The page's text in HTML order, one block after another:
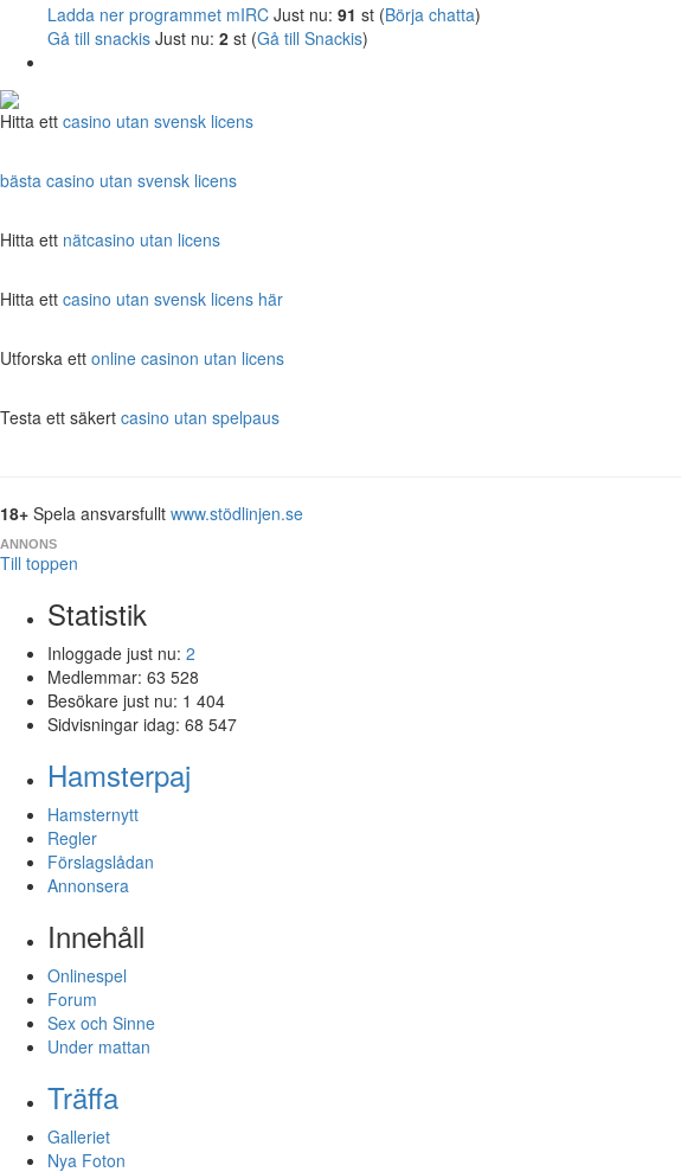
Ladda ner programmet mIRC Just nu: 91 st (Börja chatta)
Gå till snackis Just nu: 2 st (Gå till Snackis)
Hitta ett casino utan svensk licens
bästa casino utan svensk licens
Hitta ett nätcasino utan licens
Hitta ett casino utan svensk licens här
Utforska ett online casinon utan licens
Testa ett säkert casino utan spelpaus
18+ Spela ansvarsfullt www.stödlinjen.se
ANNONS
Till toppen
Statistik
Inloggade just nu: 2
Medlemmar: 63 528
Besökare just nu: 1 404
Sidvisningar idag: 68 547
Hamsterpaj
Hamsternytt
Regler
Förslagslådan
Annonsera
Innehåll
Onlinespel
Forum
Sex och Sinne
Under mattan
Träffa
Galleriet
Nya Foton